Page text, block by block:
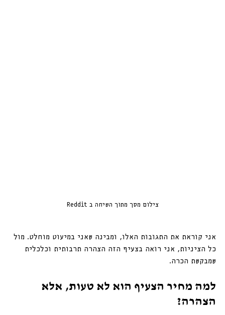
צילום מסך מתוך השיחה ב Reddit
אני קוראת את התגובות האלו, ומבינה שאני במיעוט מוחלט. מול
כל הציניות, אני רואה בצעיף הזה הצהרה תרבותית וכלכלית
שמבקשת הכרה.
למה מחיר הצעיף הוא לא טעות, אלא
הצהרה?